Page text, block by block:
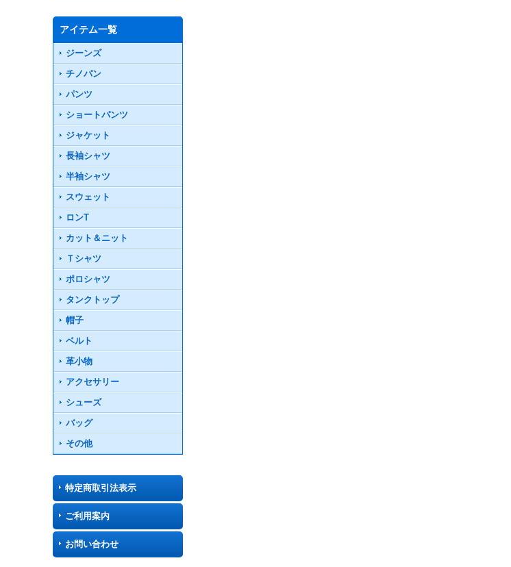
アイテム一覧
ジーンズ
チノパン
パンツ
ショートパンツ
ジャケット
長袖シャツ
半袖シャツ
スウェット
ロンT
カット＆ニット
Ｔシャツ
ポロシャツ
タンクトップ
帽子
ベルト
革小物
アクセサリー
シューズ
バッグ
その他
特定商取引法表示
ご利用案内
お問い合わせ